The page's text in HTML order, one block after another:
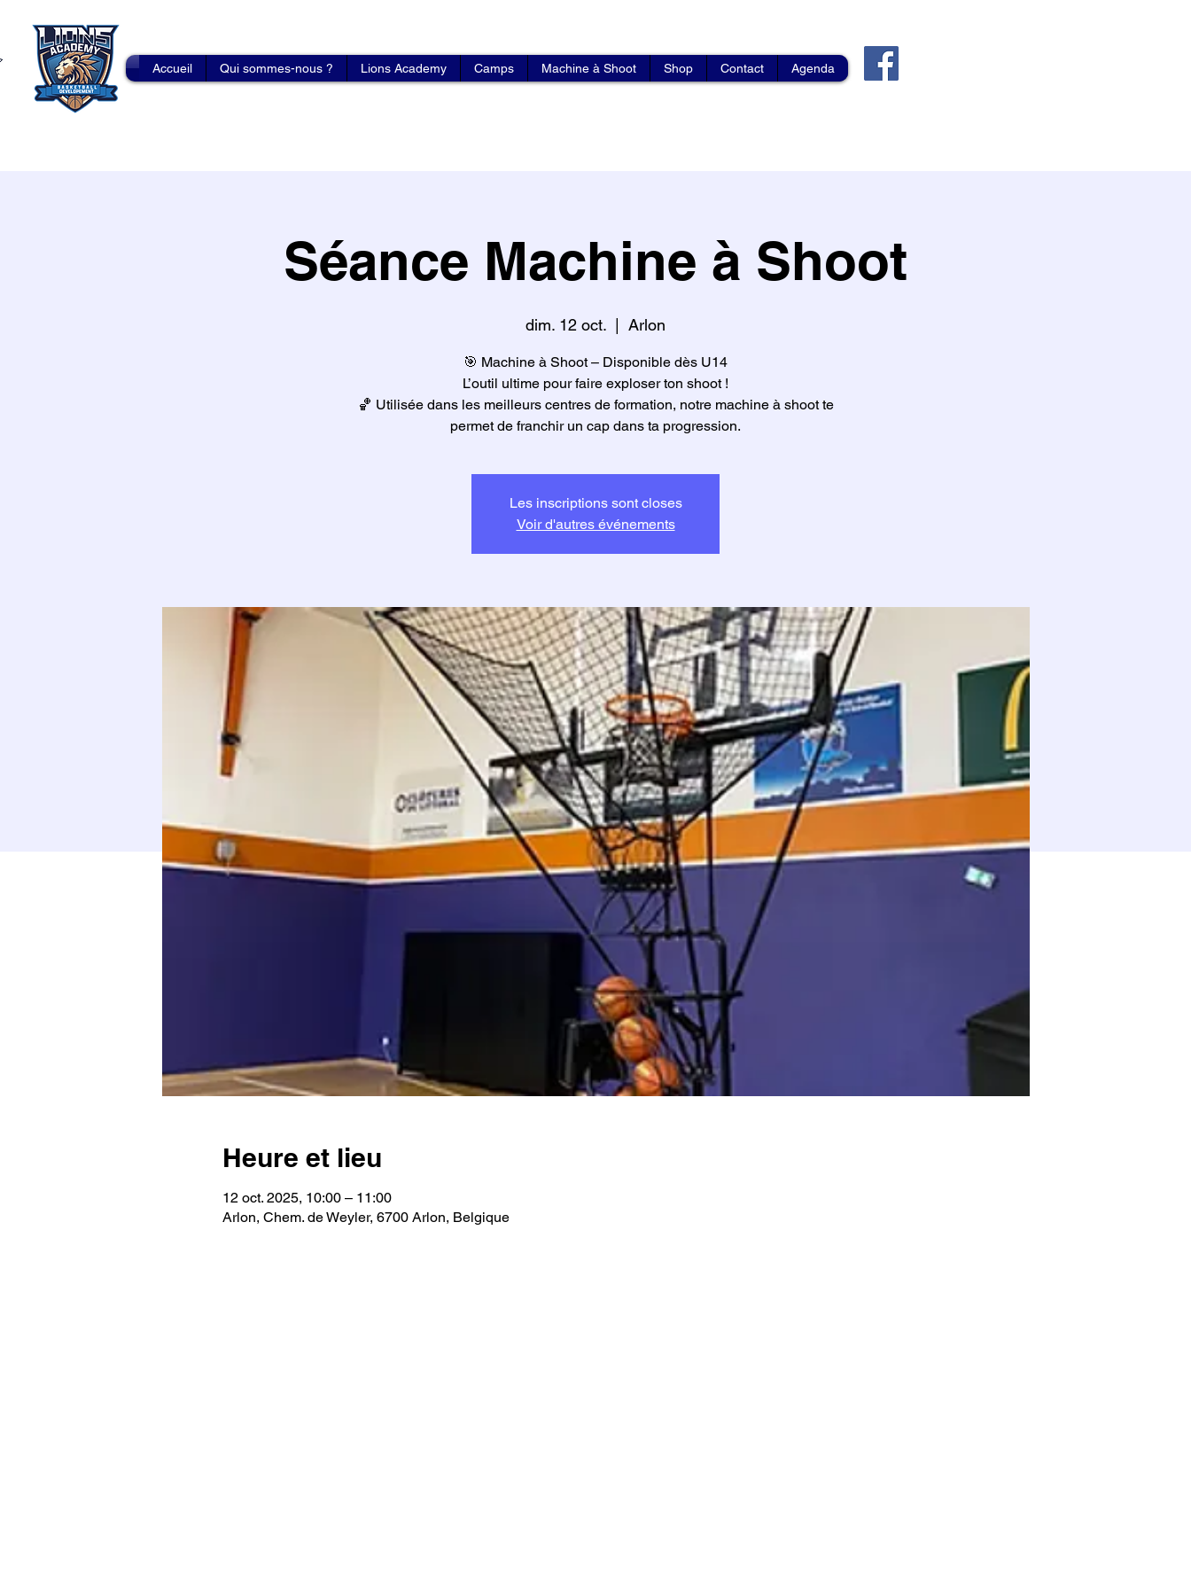
Accueil Qui sommes-nous ? Lions Academy Camps Machine à Shoot Shop Contact Agenda
Séance Machine à Shoot
dim. 12 oct. Arlon
🎯 Machine à Shoot – Disponible dès U14
L’outil ultime pour faire exploser ton shoot !
🏀 Utilisée dans les meilleurs centres de formation, notre machine à shoot te
permet de franchir un cap dans ta progression.
Les inscriptions sont closes
Voir d'autres événements
Heure et lieu
12 oct. 2025, 10:00 – 11:00
Arlon, Chem. de Weyler, 6700 Arlon, Belgique